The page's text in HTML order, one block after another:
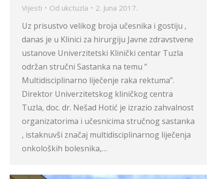
Vijesti Od ukctuzla 2. Juna 2017.
Uz prisustvo velikog broja učesnika i gostiju ,
danas je u Klinici za hirurgiju Javne zdravstvene
ustanove Univerzitetski Klinički centar Tuzla
održan stručni Sastanka na temu ”
Multidisciplinarno liječenje raka rektuma”.
Direktor Univerzitetskog kliničkog centra
Tuzla, doc. dr. Nešad Hotić je izrazio zahvalnost
organizatorima i učesnicima stručnog sastanka
, istaknuvši značaj multidisciplinarnog liječenja
onkoloških bolesnika,…